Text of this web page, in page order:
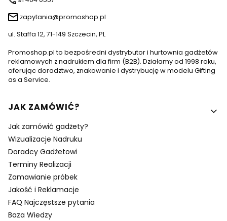
zapytania@promoshop.pl
ul. Staffa 12, 71-149 Szczecin, PL
Promoshop.pl to bezpośredni dystrybutor i hurtownia gadżetów
reklamowych z nadrukiem dla firm (B2B). Działamy od 1998 roku,
oferując doradztwo, znakowanie i dystrybucję w modelu Gifting
as a Service.
Linki w stopce
JAK ZAMÓWIĆ?
Jak zamówić gadżety?
Wizualizacje Nadruku
Doradcy Gadżetowi
Terminy Realizacji
Zamawianie próbek
Jakość i Reklamacje
FAQ Najczęstsze pytania
Baza Wiedzy